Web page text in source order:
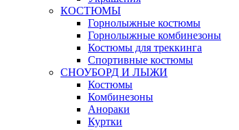
КОСТЮМЫ
Горнолыжные костюмы
Горнолыжные комбинезоны
Костюмы для треккинга
Спортивные костюмы
СНОУБОРД И ЛЫЖИ
Костюмы
Комбинезоны
Анораки
Куртки